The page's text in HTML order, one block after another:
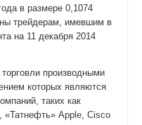
в размере 0,1074
трейдерам, имевшим в
на 11 декабря 2014
производными
которых являются
таких как
«Татнефть» Apple, Cisco